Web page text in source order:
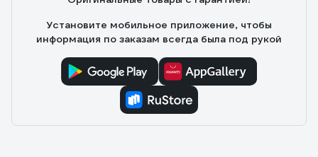
Установите мобильное приложение, чтобы
информация по заказам всегда была под рукой